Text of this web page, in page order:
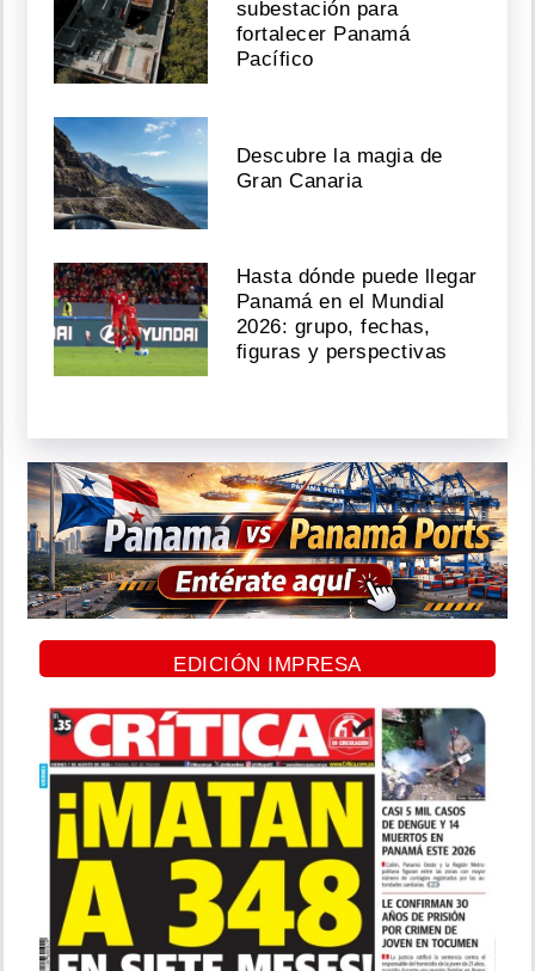
subestación para
fortalecer Panamá
Pacífico
Descubre la magia de
Gran Canaria
Hasta dónde puede llegar
Panamá en el Mundial
2026: grupo, fechas,
figuras y perspectivas
EDICIÓN IMPRESA